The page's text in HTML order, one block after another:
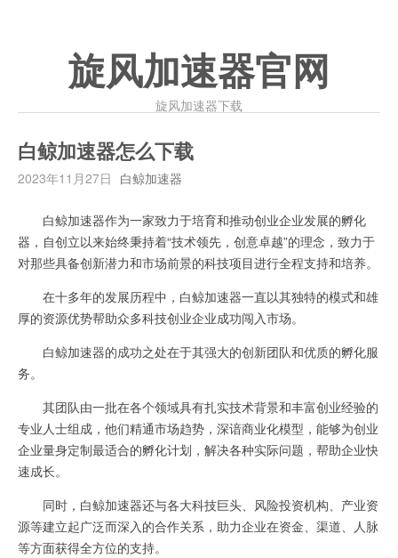
旋风加速器官网
旋风加速器下载
白鲸加速器怎么下载
2023年11月27日 白鲸加速器
白鲸加速器作为一家致力于培育和推动创业企业发展的孵化
器，自创立以来始终秉持着“技术领先，创意卓越”的理念，致力于
对那些具备创新潜力和市场前景的科技项目进行全程支持和培养。
在十多年的发展历程中，白鲸加速器一直以其独特的模式和雄
厚的资源优势帮助众多科技创业企业成功闯入市场。
白鲸加速器的成功之处在于其强大的创新团队和优质的孵化服
务。
其团队由一批在各个领域具有扎实技术背景和丰富创业经验的
专业人士组成，他们精通市场趋势，深谙商业化模型，能够为创业
企业量身定制最适合的孵化计划，解决各种实际问题，帮助企业快
速成长。
同时，白鲸加速器还与各大科技巨头、风险投资机构、产业资
源等建立起广泛而深入的合作关系，助力企业在资金、渠道、人脉
等方面获得全方位的支持。